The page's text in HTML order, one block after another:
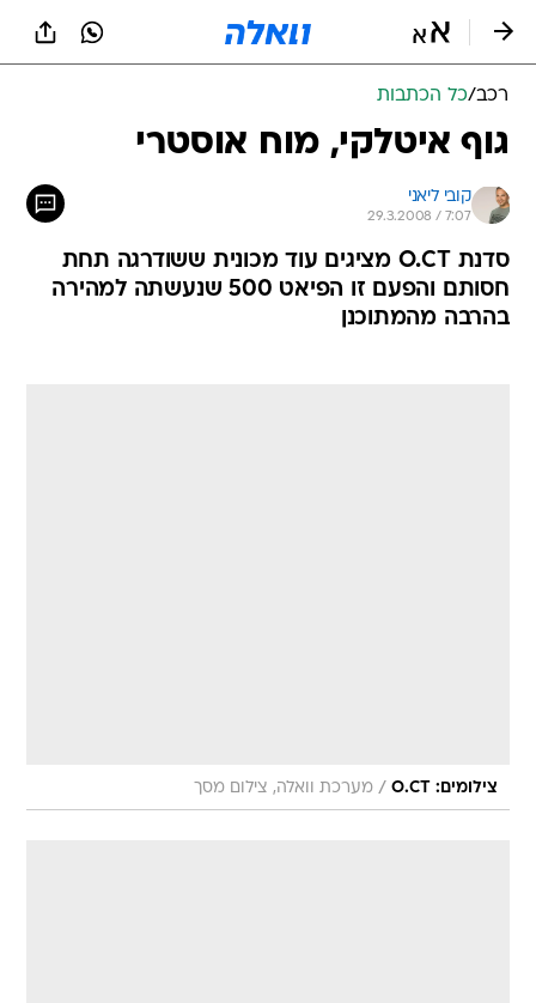
רכב/כל הכתבות
גוף איטלקי, מוח אוסטרי
קובי ליאני
29.3.2008 / 7:07
סדנת O.CT מציגים עוד מכונית ששודרגה תחת
חסותם והפעם זו הפיאט 500 שנעשתה למהירה
בהרבה מהמתוכנן
צילומים: O.CT / מערכת וואלה, צילום מסך